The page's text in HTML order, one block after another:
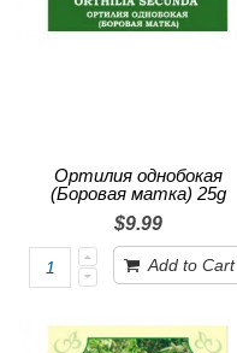
Ортилия однобокая
(Боровая матка) 25g
$9.99
Add to Cart